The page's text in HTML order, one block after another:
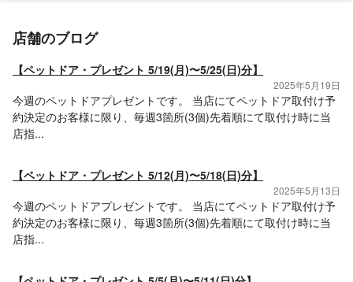
店舗のブログ
【ペットドア・プレゼント 5/19(月)〜5/25(日)分】
2025年5月19日
今週のペットドアプレゼントです。 当店にてペットドア取付け予
約決定のお客様に限り、毎週3箇所(3個)先着順にて取付け時に当
店指...
【ペットドア・プレゼント 5/12(月)〜5/18(日)分】
2025年5月13日
今週のペットドアプレゼントです。 当店にてペットドア取付け予
約決定のお客様に限り、毎週3箇所(3個)先着順にて取付け時に当
店指...